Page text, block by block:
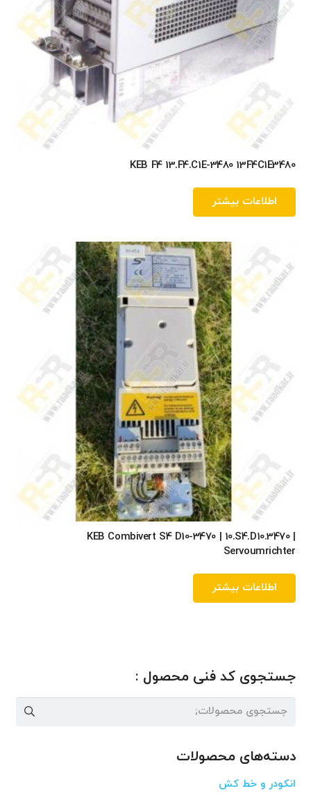
KEB F4 13.F4.C1E-3480 13F4C1E3480
اطلاعات بیشتر
KEB Combivert S4 D10-3470 | 10.S4.D10.3470 |
Servoumrichter
اطلاعات بیشتر
جستجوی کد فنی محصول :
جستجو
دسته‌های محصولات
انکودر و خط کش